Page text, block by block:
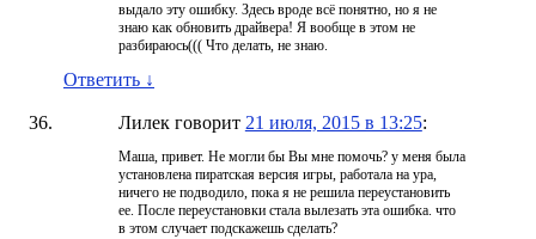
выдало эту ошибку. Здесь вроде всё понятно, но я не
знаю как обновить драйвера! Я вообще в этом не
разбираюсь((( Что делать, не знаю.
Ответить ↓
Лилек говорит 21 июля, 2015 в 13:25:
Маша, привет. Не могли бы Вы мне помочь? у меня была
установлена пиратская версия игры, работала на ура,
ничего не подводило, пока я не решила переустановить
ее. После переустановки стала вылезать эта ошибка. что
в этом случает подскажешь сделать?